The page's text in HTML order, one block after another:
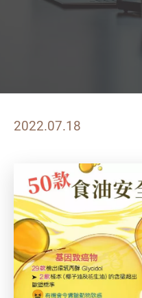
2022.07.18